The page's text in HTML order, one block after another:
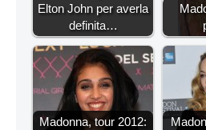
Elton John per averla
definita…
Madonna, tour 2012: